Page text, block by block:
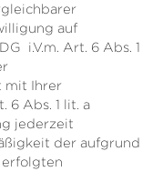
auf
i.V.m. Art. 6 Abs. 1
mit Ihrer
6 Abs. 1 lit. a
jederzeit
der aufgrund